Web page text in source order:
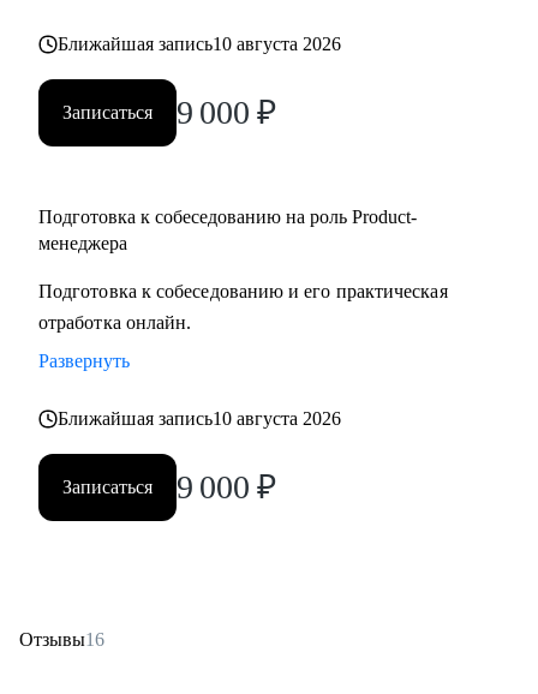
• Для уже опытных специалистов в сфере Project/Product- и
Bizdev-менеджеров, которые хотят расти
Ближайшая запись10 августа 2026
Записаться 9 000 ₽
Подготовка к собеседованию на роль Product-
менеджера
Подготовка к собеседованию и его практическая
отработка онлайн.
Развернуть
Ближайшая запись10 августа 2026
Записаться 9 000 ₽
Отзывы16